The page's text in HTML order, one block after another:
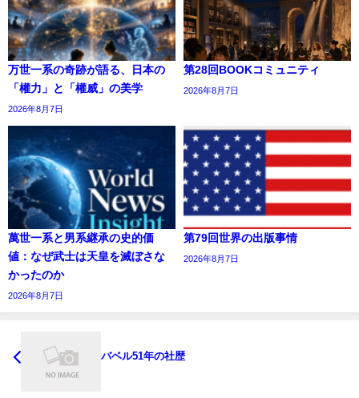
万世一系の奇跡が語る、日本の
「權力」と「權威」の美学
2026年8月7日
第28回BOOKコミュニティ
2026年8月7日
萬世一系と男系継承の史的価
値：なぜ武士は天皇を滅ぼさな
かったのか
2026年8月7日
第79回世界の出版事情
2026年8月7日
バベル51年の社歴